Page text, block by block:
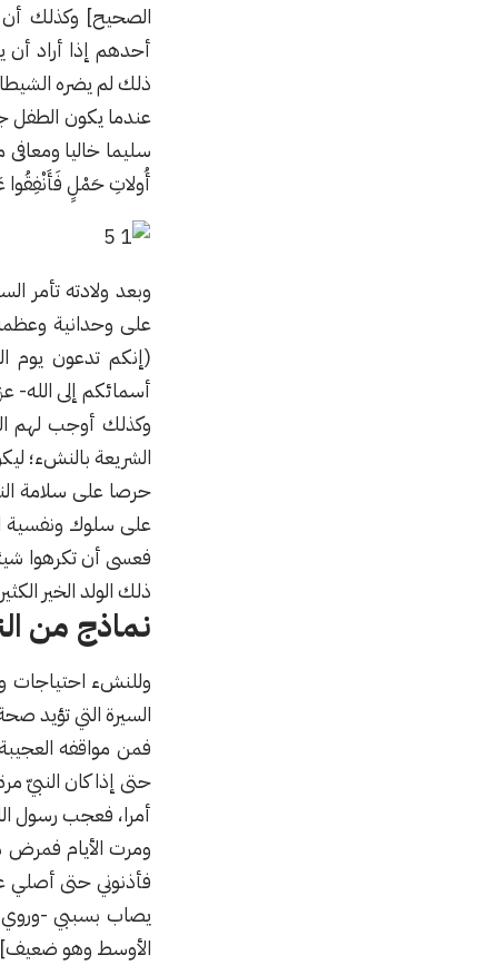
الصحيح] وكذلك
أحدهم إذا أراد أن
ذلك لم يضره
عندما يكون الطفل
سليما خاليا
أُولاتِ حَمْلٍ
وبعد ولادته تأمر
على وحدانية
(إنكم تدعون يوم
أسمائكم إلى
وكذلك أوجب لهم
الشريعة بالنشء؛
حرصا على سلامة
فعسى أن تكرهوا
ذلك الولد الخير
نماذج من
وللنشء احتياجات
السيرة التي تؤيد
فمن مواقفه
حتى إذا كان النبيّ
أمرا، فعجب رسول
ومرت اﻷيام فمرض
فأذنوني حتى أصلي
يصاب بسببي -وروي
الأوسط وهو ضعيف]